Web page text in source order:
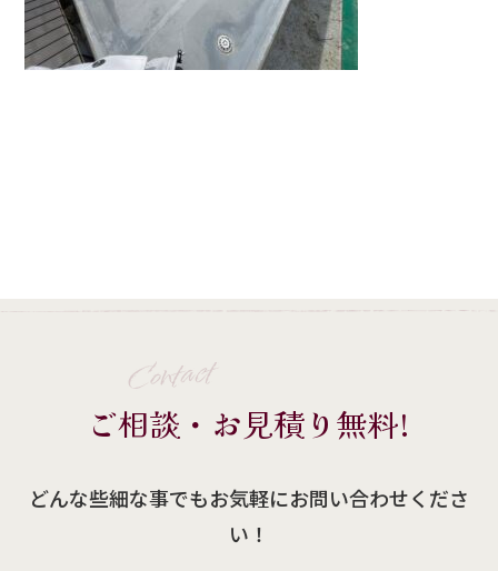
Contact
ご相談・お見積り無料!
どんな些細な事でもお気軽にお問い合わせくださ
い！